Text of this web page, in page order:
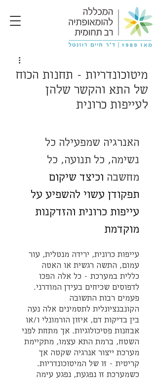
מיטוכונדריות - תחנות הכוח
של התא והקשר שלהן
לעייפות כרונית
האנרגיה שמפעילה כל
נשימה, כל תנועה, כל
מחשבה וכיצד שיקום
תפקודן עשוי להשפיע על
עייפות כרונית והזדקנות
מוקדמת
עייפות כרונית, ירידה מנטלית, עור
עמום, התשה רגשית או האטה
כללית במערכת - כל אלה הפכו
לדפוסים שכיחים בעידן המודרני.
פעמים רבות התשובה
הקונבנציונלית לתסמינים אלה נעה
בין בדיקות דם, איזון הורמונלי ו/או
אבחנות פסיכולוגיות. אך מתחת לפני
השטח, ברמת התא עצמו, מתקיימת
מערכת ייצור אנרגיה שקטה אך
קריטית - זו של המיטוכונדריות.
כשמערכת זו נפגעת, נפגע עימה